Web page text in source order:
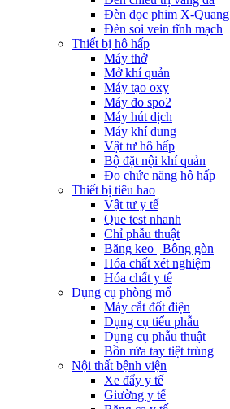
Đèn đọc phim X-Quang
Đèn soi vein tĩnh mạch
Thiết bị hô hấp
Máy thở
Mở khí quản
Máy tạo oxy
Máy đo spo2
Máy hút dịch
Máy khí dung
Vật tư hô hấp
Bộ đặt nội khí quản
Đo chức năng hô hấp
Thiết bị tiêu hao
Vật tư y tế
Que test nhanh
Chỉ phẫu thuật
Băng keo | Bông gòn
Hóa chất xét nghiệm
Hóa chất y tế
Dụng cụ phòng mổ
Máy cắt đốt điện
Dụng cụ tiểu phẫu
Dụng cụ phẫu thuật
Bồn rửa tay tiệt trùng
Nội thất bệnh viện
Xe đẩy y tế
Giường y tế